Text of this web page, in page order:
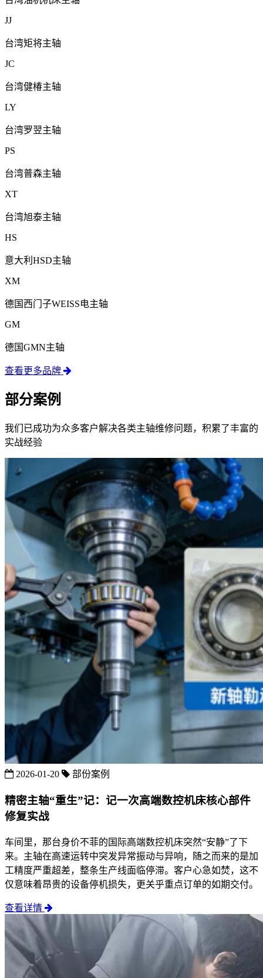
JJ
台湾矩将主轴
JC
台湾健椿主轴
LY
台湾罗翌主轴
PS
台湾普森主轴
XT
台湾旭泰主轴
HS
意大利HSD主轴
XM
德国西门子WEISS电主轴
GM
德国GMN主轴
查看更多品牌
部分案例
我们已成功为众多客户解决各类主轴维修问题，积累了丰富的
实战经验
2026-01-20 部份案例
精密主轴“重生”记：记一次高端数控机床核心部件
修复实战
车间里，那台身价不菲的国际高端数控机床突然“安静”了下
来。主轴在高速运转中突发异常振动与异响，随之而来的是加
工精度严重超差，整条生产线面临停滞。客户心急如焚，这不
仅意味着昂贵的设备停机损失，更关乎重点订单的如期交付。
查看详情